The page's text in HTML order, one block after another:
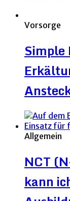
Vorsorge
Simple
Allgemein
NCT
kann